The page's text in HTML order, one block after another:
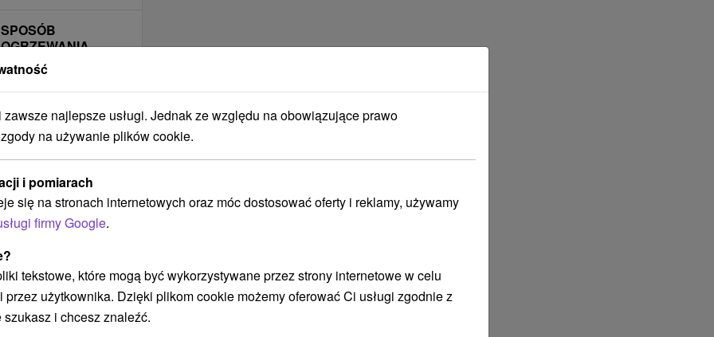
SPOSÓB
OGRZEWANIA
BUDYNKU
BUDYNEK JEST
OBJĘTY ZASIĘGIEM
SIECI
KOMÓRKOWEJ
Telekom
Orange
O2
ZAKWATEROWANIE
JEST
ODPOWIEDNIE DLA
Pre motorkárov
najlepsze usługi. Jednak ze względu na obowiązujące prawo
na używanie plików cookie.
i pomiarach
się na stronach internetowych oraz móc dostosować oferty i reklamy, używamy
firmy Google.
tekstowe, które mogą być wykorzystywane przez strony internetowe w celu
przez użytkownika. Dzięki plikom cookie możemy oferować Ci usługi zgodnie z
i chcesz znaleźć.